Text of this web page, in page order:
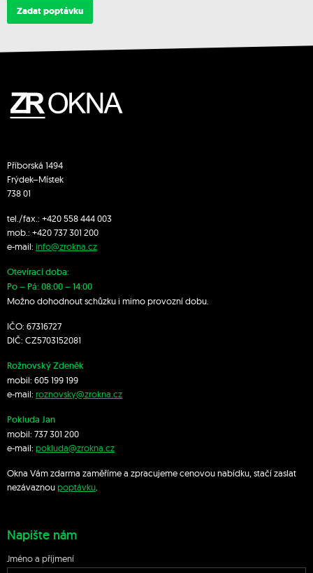
Zadat poptávku
Příborská 1494
Frýdek–Místek
738 01
tel./fax.: +420 558 444 003
mob.: +420 737 301 200
e-mail: info@zrokna.cz
Otevírací doba:
Po – Pá: 08:00 – 14:00
Možno dohodnout schůzku i mimo provozní dobu.
IČO: 67316727
DIČ: CZ5703152081
Rožnovský Zdeněk
mobil: 605 199 199
e-mail: roznovsky@zrokna.cz
Pokluda Jan
mobil: 737 301 200
e-mail: pokluda@zrokna.cz
Okna Vám zdarma zaměříme a zpracujeme cenovou nabídku, stačí zaslat
nezávaznoupoptávku
Napište nám
Jméno a příjmení